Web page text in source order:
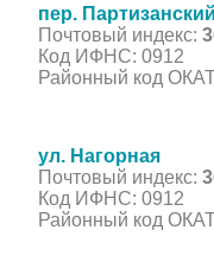
пер.
Почтовый индекс:
Код ИФНС: 0912
Районный код
ул. Нагорная
Почтовый индекс:
Код ИФНС: 0912
Районный код